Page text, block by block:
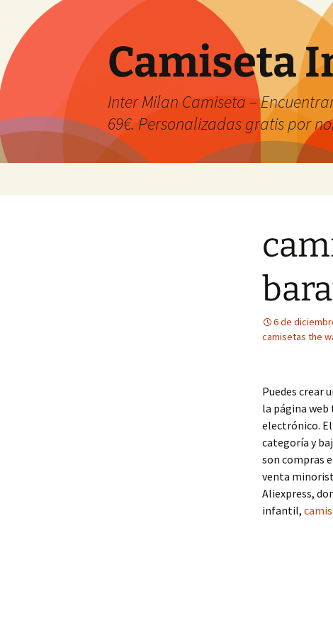
Camiseta
Inter Milan Camiseta –
69€. Personalizadas gratis por
6 de
camisetas the
Puedes crear
la página web
electrónico.
categoría y
son compras
venta
Aliexpress,
infantil,